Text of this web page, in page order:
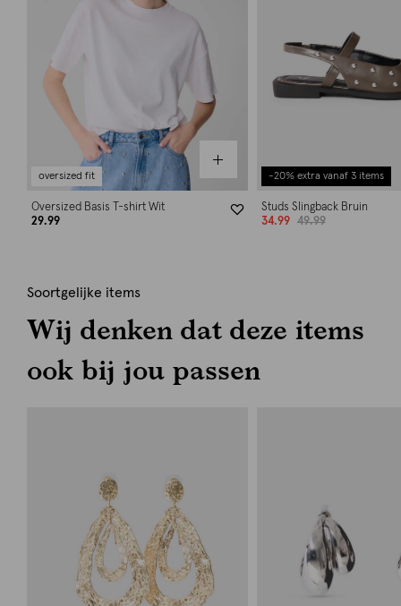
oversized fit
Oversized Basis T-shirt Wit
29.99
-20% extra vanaf 3 items
Studs Slingback Bruin
34.99
49.99
Soortgelijke items
Wij denken dat deze items
ook bij jou passen